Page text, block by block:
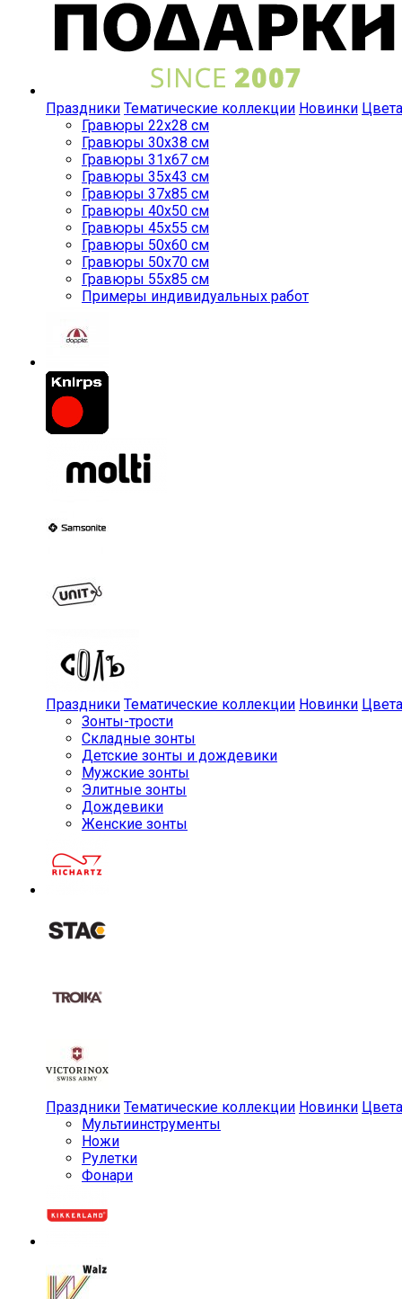
Праздники Тематические коллекции Новинки Цвета
Гравюры 22x28 см
Гравюры 30x38 см
Гравюры 31x67 см
Гравюры 35x43 см
Гравюры 37x85 см
Гравюры 40x50 см
Гравюры 45x55 см
Гравюры 50x60 см
Гравюры 50x70 см
Гравюры 55x85 см
Примеры индивидуальных работ
Праздники Тематические коллекции Новинки Цвета
Зонты-трости
Складные зонты
Детские зонты и дождевики
Мужские зонты
Элитные зонты
Дождевики
Женские зонты
Праздники Тематические коллекции Новинки Цвета
Мульти­инструменты
Ножи
Рулетки
Фонари